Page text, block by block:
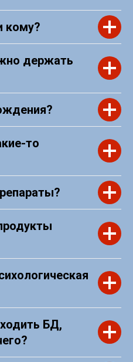
кому?
держать
то
БД,